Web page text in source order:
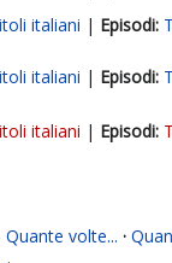
italiani |
italiani |
italiani |
Quante volte... ·